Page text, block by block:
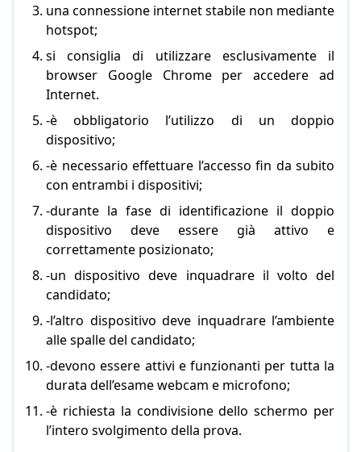
una connessione internet stabile non mediante
hotspot;
si consiglia di utilizzare esclusivamente il
browser Google Chrome per accedere ad
Internet.
-è obbligatorio l’utilizzo di un doppio
dispositivo;
-è necessario effettuare l’accesso fin da subito
con entrambi i dispositivi;
-durante la fase di identificazione il doppio
dispositivo deve essere già attivo e
correttamente posizionato;
-un dispositivo deve inquadrare il volto del
candidato;
-l’altro dispositivo deve inquadrare l’ambiente
alle spalle del candidato;
-devono essere attivi e funzionanti per tutta la
durata dell’esame webcam e microfono;
-è richiesta la condivisione dello schermo per
l’intero svolgimento della prova.